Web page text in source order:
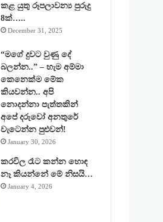
කළ යුතු රූපලාවන්‍ය පුරුදු
8ක්…..
December 31, 2025
“මගේ දුවට වුණු දේ
බලන්න..” – හැම අම්මා
කෙනෙක්ම මේක
කියවන්න.. අපි
නොදන්නා පැත්තකින්
අපේ දරුවෝ අනතුරේ
වැටෙන්න පුළුවන්!
January 30, 2026
කරවිල රෑට කන්න හොඳ
නෑ කියන්නේ මේ නිසයි…
January 4, 2026